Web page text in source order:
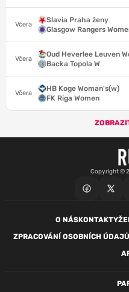
Včera
Slavia Praha ženy
Glasgow Rangers
Včera
Oud Heverlee Leuven
Backa Topola W
Včera
HB Koge Woman's(w)
FK Riga Women
Copyright ©
O NÁSKONTAKTY
ZPRACOVÁNÍ OSOBNÍCH